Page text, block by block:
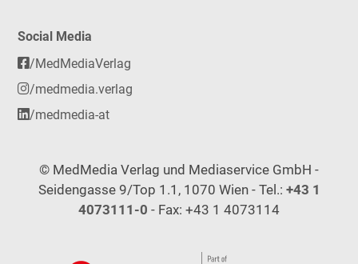
Social Media
/MedMediaVerlag
/medmedia.verlag
/medmedia-at
© MedMedia Verlag und Mediaservice GmbH -
Seidengasse 9/Top 1.1, 1070 Wien - Tel.: +43 1
4073111-0 - Fax: +43 1 4073114